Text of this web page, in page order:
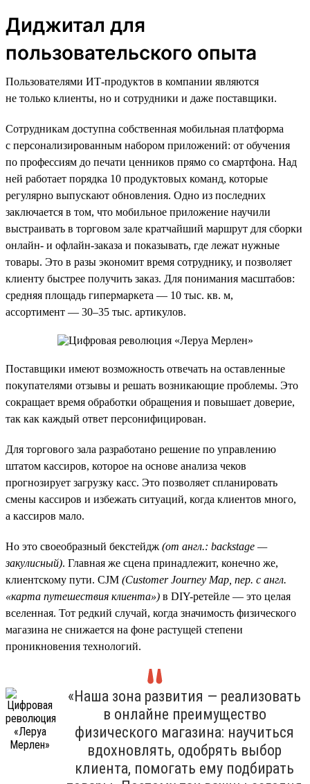
Диджитал для
пользовательского опыта
Пользователями ИТ-продуктов в компании являются
не только клиенты, но и сотрудники и даже поставщики.
Сотрудникам доступна собственная мобильная платформа
с персонализированным набором приложений: от обучения
по профессиям до печати ценников прямо со смартфона. Над
ней работает порядка 10 продуктовых команд, которые
регулярно выпускают обновления. Одно из последних
заключается в том, что мобильное приложение научили
выстраивать в торговом зале кратчайший маршрут для сборки
онлайн- и офлайн-заказа и показывать, где лежат нужные
товары. Это в разы экономит время сотруднику, и позволяет
клиенту быстрее получить заказ. Для понимания масштабов:
средняя площадь гипермаркета — 10 тыс. кв. м,
ассортимент — 30–35 тыс. артикулов.
Поставщики имеют возможность отвечать на оставленные
покупателями отзывы и решать возникающие проблемы. Это
сокращает время обработки обращения и повышает доверие,
так как каждый ответ персонифицирован.
Для торгового зала разработано решение по управлению
штатом кассиров, которое на основе анализа чеков
прогнозирует загрузку касс. Это позволяет спланировать
смены кассиров и избежать ситуаций, когда клиентов много,
а кассиров мало.
Но это своеобразный бекстейдж (от англ.: backstage —
закулисный). Главная же сцена принадлежит, конечно же,
клиентскому пути. CJM (Customer Journey Map, пер. с англ.
«карта путешествия клиента») в DIY-ретейле — это целая
вселенная. Тот редкий случай, когда значимость физического
магазина не снижается на фоне растущей степени
проникновения технологий.
«Наша зона развития — реализовать
в онлайне преимущество
физического магазина: научиться
вдохновлять, одобрять выбор
клиента, помогать ему подбирать